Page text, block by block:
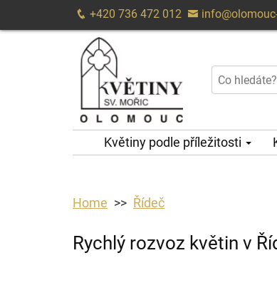
+420 736 472 012
Květiny podle příležitosti
Home Řídeč
Rychlý rozvoz květin v